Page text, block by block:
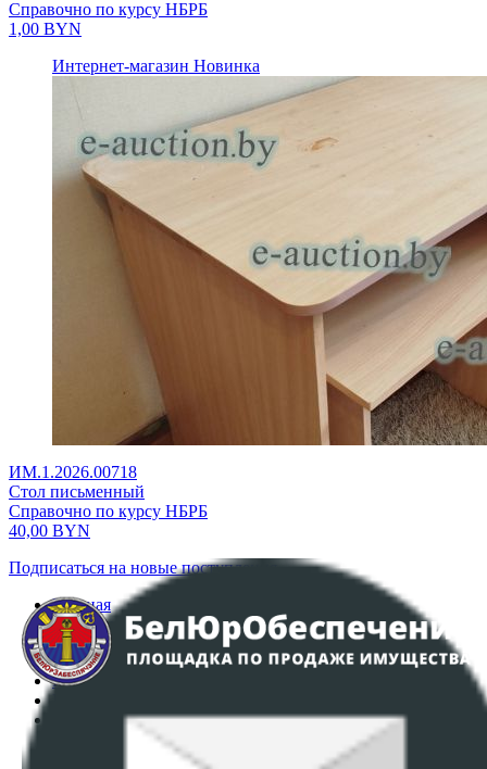
Справочно по курсу НБРБ
1,00 BYN
Интернет-магазин Новинка
ИМ.1.2026.00718
Стол письменный
Справочно по курсу НБРБ
40,00 BYN
Подписаться на новые поступления
Главная
Аукционы
Интернет-магазин
Регламент организации и проведения торгов
Политика в отношении обработки персональных
ПОЛОЖЕНИЕ О ПОЛИТИКЕ ОБРАБОТКИ COOKIE-